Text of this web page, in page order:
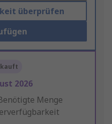
überprüfen
2026
Menge